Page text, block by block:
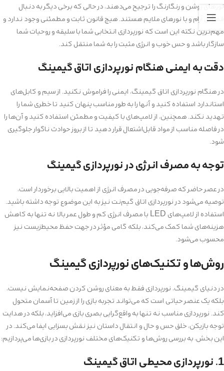
نورهای روشن و رنگارنگ را ترجیح می‌دهند، در حالی که برخی دیگر به دنبال
فضایی آرام و با نورهای ملایم هستند. هیچ قانون ثابت و مطمئنی وجود ندارد و
مهم‌ترین نکته این است که نورپردازی انتخابی شما با سلیقه و روحیات شما
سازگار باشد و حس خوب و انرژی مثبت را به شما منتقل کند.
دقت به ایمنی هنگام نورپردازی اتاق گیمینگ
در هنگام نورپردازی اتاق گیمینگ، ایمنی را فراموش نکنید. از سیم و کابل‌های
استاندارد استفاده کنید و آنها را به طور مناسب پنهان کنید تا خطری شما را
تهدید نکند. همچنین، از لامپ‌های با کیفیت و مطمئن استفاده کنید و آن‌ها را
در فاصله مناسب از مواد قابل‌اشتعال قرار دهید تا از بروز حوادث ناگوار جلوگیری
شود.
توجه به مصرف انرژی در نورپردازی گیمینگ
در عصر حاضر که صرفه‌جویی در مصرف انرژی از اهمیت بالایی برخوردار است،
توصیه می‌شود در نورپردازی اتاق گیم‌نت نیز به این موضوع توجه داشته باشید.
استفاده از لامپ‌های LED با مصرف انرژی کم و طول عمر بالا نه تنها به کاهش
هزینه‌های شما کمک می‌کند، بلکه گامی مؤثر در جهت حفظ محیط‌زیست نیز
محسوب می‌شود.
روش‌ها و تکنیک‌های نورپردازی گیمینگ
در دنیای گیمینگ، نورپردازی فقط به معنای روشن کردن صفحه‌نمایش نیست،
بلکه یک عنصر حیاتی است که می‌تواند تجربه بازی را از زمین تا آسمان متحول
کند. نورپردازی مناسب نه تنها به واقع‌گرایی بصری بازی می‌افزاید، بلکه در هدایت
توجه بازیکن، خلق حس و حال و انتقال داستان نیز نقش بسزایی ایفا می‌کند. در
این بخش، به بررسی روش‌ها و تکنیک‌های مختلف نورپردازی در بازی‌ها می‌پردازیم:
1. نورپردازی محیطی اتاق گیمینگ